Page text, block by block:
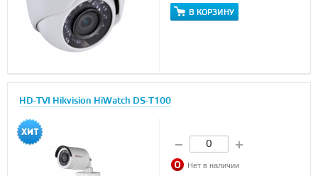
В КОРЗИНУ
HD-TVI Hikvision HiWatch DS-T100
Нет в наличии